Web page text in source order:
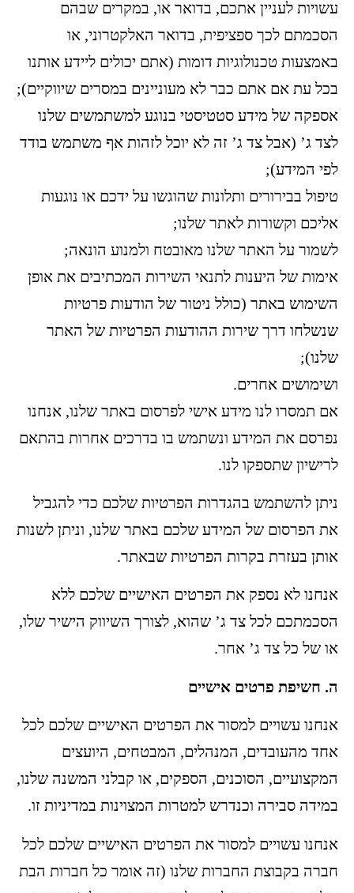
עשויות לעניין אתכם, בדואר או, במקרים שבהם
הסכמתם לכך ספציפית, בדואר האלקטרוני, או
באמצעות טכנולוגיות דומות (אתם יכולים ליידע אותנו
בכל עת אם אתם כבר לא מעוניינים במסרים שיווקיים);
אספקה של מידע סטטיסטי בנוגע למשתמשים שלנו
לצד ג’ (אבל צד ג’ זה לא יוכל לזהות אף משתמש בודד
לפי המידע);
טיפול בבירורים ותלונות שהוגשו על ידכם או נוגעות
אליכם וקשורות לאתר שלנו;
לשמור על האתר שלנו מאובטח ולמנוע הונאה;
אימות של היענות לתנאי השירות המכתיבים את אופן
השימוש באתר (כולל ניטור של הודעות פרטיות
שנשלחו דרך שירות ההודעות הפרטיות של האתר
שלנו);
ושימושים אחרים.
אם תמסרו לנו מידע אישי לפרסום באתר שלנו, אנחנו
נפרסם את המידע ונשתמש בו בדרכים אחרות בהתאם
לרישיון שתספקו לנו.
ניתן להשתמש בהגדרות הפרטיות שלכם כדי להגביל
את הפרסום של המידע שלכם באתר שלנו, וניתן לשנות
אותן בעזרת בקרות הפרטיות שבאתר.
אנחנו לא נספק את הפרטים האישיים שלכם ללא
הסכמתכם לכל צד ג’ שהוא, לצורך השיווק הישיר שלו,
או של כל צד ג’ אחר.
ה. חשיפת פרטים אישיים
אנחנו עשויים למסור את הפרטים האישיים שלכם לכל
אחד מהעובדים, המנהלים, המבטחים, היועצים
המקצועיים, הסוכנים, הספקים, או קבלני המשנה שלנו,
במידה סבירה וכנדרש למטרות המצוינות במדיניות זו.
אנחנו עשויים למסור את הפרטים האישיים שלכם לכל
חברה בקבוצת החברות שלנו (זה אומר כל חברות הבת